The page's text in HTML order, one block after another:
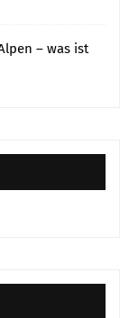
– was ist